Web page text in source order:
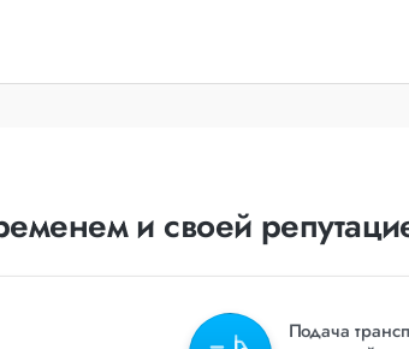
и своей
Подача